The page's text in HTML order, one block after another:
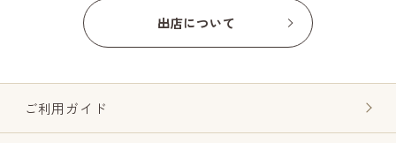
出店について
ご利用ガイド